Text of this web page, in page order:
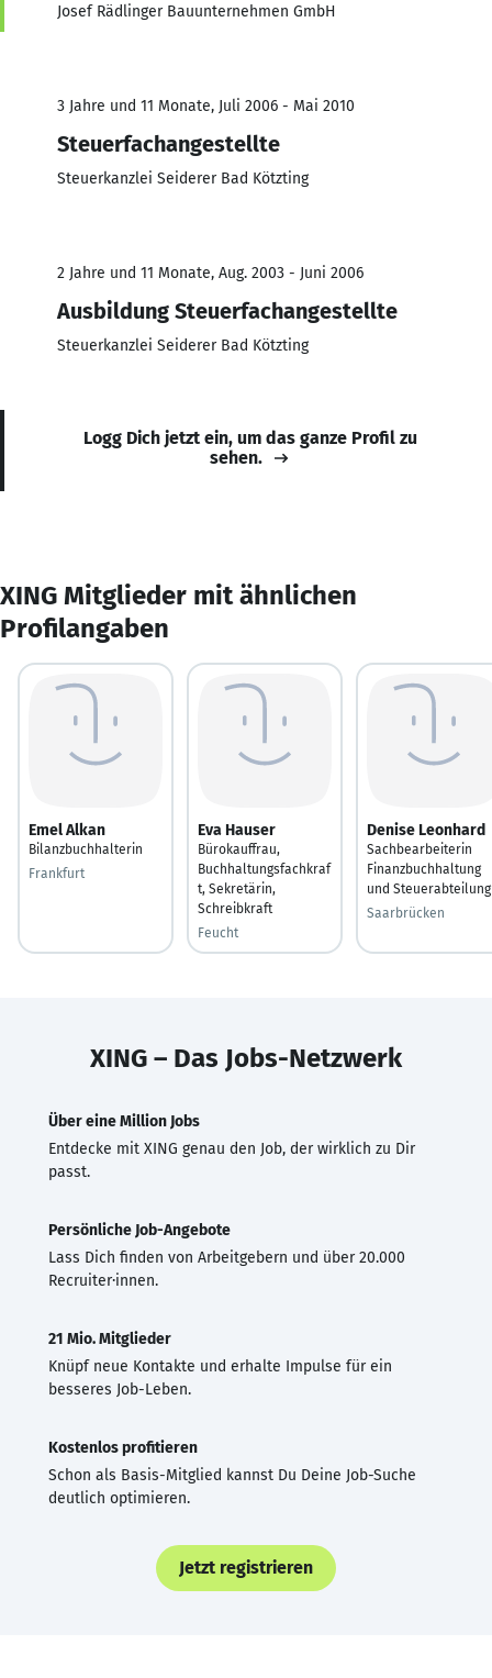
Josef Rädlinger Bauunternehmen GmbH
3 Jahre und 11 Monate, Juli 2006 - Mai 2010
Steuerfachangestellte
Steuerkanzlei Seiderer Bad Kötzting
2 Jahre und 11 Monate, Aug. 2003 - Juni 2006
Ausbildung Steuerfachangestellte
Steuerkanzlei Seiderer Bad Kötzting
Logg Dich jetzt ein, um das ganze Profil zu
sehen.
XING Mitglieder mit ähnlichen
Profilangaben
Emel Alkan
Bilanzbuchhalterin
Frankfurt
Eva Hauser
Bürokauffrau,
Buchhaltungsfachkraf
t, Sekretärin,
Schreibkraft
Feucht
Denise Leonhard
Sachbearbeiterin
Finanzbuchhaltung
und Steuerabteilung
Saarbrücken
XING – Das Jobs-Netzwerk
Über eine Million Jobs
Entdecke mit XING genau den Job, der wirklich zu Dir
passt.
Persönliche Job-Angebote
Lass Dich finden von Arbeitgebern und über 20.000
Recruiter·innen.
21 Mio. Mitglieder
Knüpf neue Kontakte und erhalte Impulse für ein
besseres Job-Leben.
Kostenlos profitieren
Schon als Basis-Mitglied kannst Du Deine Job-Suche
deutlich optimieren.
Jetzt registrieren